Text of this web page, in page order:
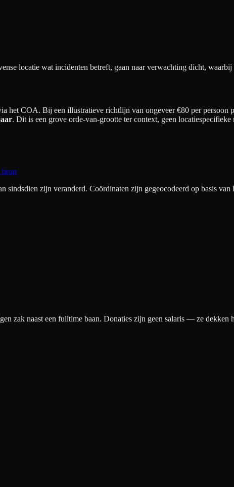
locatie wat incidenten betreft, gaan naar verwachting dicht,
het COA. Bij een illustratieve richtlijn van ongeveer €80 per persoon
. Dit is een grove orde-van-grootte ter context, geen
sindsdien zijn veranderd. Coördinaten zijn gegeocodeerd op basis
zak naast een fulltime baan. Donaties zijn geen salaris — ze